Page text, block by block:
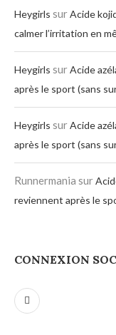
Heygirls surAcide
calmer l’irritation en
Heygirls surAcide
après le sport (sans
Heygirls surAcide
après le sport (sans
Runnermania sur
reviennent après le
CONNEXION